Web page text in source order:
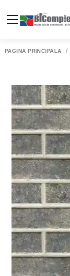
PAGINA PRINCIPALĂ